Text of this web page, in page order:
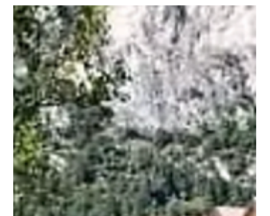
sicurezza, nella sostenibilità e nella durata nel tempo. Il legno
certificato Qualità e resistenza Il legno certificato garantisce
standard elevati: selezione accurata, processi di lavorazione
controllati e materiali che resistono meglio